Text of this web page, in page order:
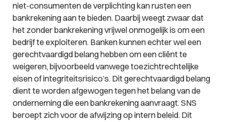
niet-consumenten de verplichting kan rusten een
bankrekening aan te bieden. Daarbij weegt zwaar dat
het zonder bankrekening vrijwel onmogelijk is om een
bedrijf te exploiteren. Banken kunnen echter wel een
gerechtvaardigd belang hebben om een cliënt te
weigeren, bijvoorbeeld vanwege toezichtrechtelijke
eisen of integriteitsrisico’s. Dit gerechtvaardigd belang
dient te worden afgewogen tegen het belang van de
onderneming die een bankrekening aanvraagt. SNS
beroept zich voor de afwijzing op intern beleid. Dit